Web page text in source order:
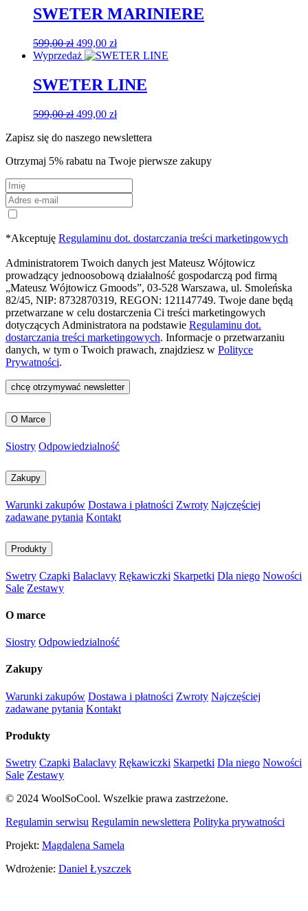
659,00 zł.549,00 zł.
wiele
wariantów.
można
wybrać
stronie
produktu
SWETER MARINIERE
599,00zł Pierwotna
cena
599,00 zł.
499,00 złAktualna
cena
499,00 zł.
Ten
produkt
wiele
wariantów.
można
na
produktu
Wyprzedaż
SWETER LINE
599,00zł Pierwotna
wynosiła:
499,00 złAktualna
wynosi:
Ten
ma
wariantów.
produktu
Zapisz się do naszego newslettera
Otrzymaj 5% rabatu na Twoje pierwsze zakupy
*Akceptuję Regulaminu dot. dostarczania treści marketingowych
Administratorem Twoich danych jest Mateusz Wójtowicz
prowadzący jednoosobową działalność gospodarczą pod firmą
„Mateusz Wójtowicz Gmoods”, 03-528 Warszawa, ul. Smoleńska
82/45, NIP: 8732870319, REGON: 121147749. Twoje dane będą
przetwarzane w celu dostarczenia Ci treści marketingowych
dotyczących Administratora na podstawie Regulaminu dot.
dostarczania treści marketingowych. Informacje o przetwarzaniu
danych, w tym o Twoich prawach, znajdziesz w Polityce
Prywatności.
chcę otrzymywać newsletter
O Marce
Siostry Odpowiedzialność
Zakupy
Warunki zakupów Dostawa i płatności Zwroty Najczęściej
zadawane pytania Kontakt
Produkty
Swetry Czapki Balaclavy Rękawiczki Skarpetki Dla niego Nowości
Sale Zestawy
O marce
Siostry Odpowiedzialność
Zakupy
Warunki zakupów Dostawa i płatności Zwroty Najczęściej
zadawane pytania Kontakt
Produkty
Swetry Czapki Balaclavy Rękawiczki Skarpetki Dla niego Nowości
Sale Zestawy
© 2024 WoolSoCool. Wszelkie prawa zastrzeżone.
Regulamin serwisu Regulamin newslettera Polityka prywatności
Projekt: Magdalena Samela
Wdrożenie: Daniel Łyszczek